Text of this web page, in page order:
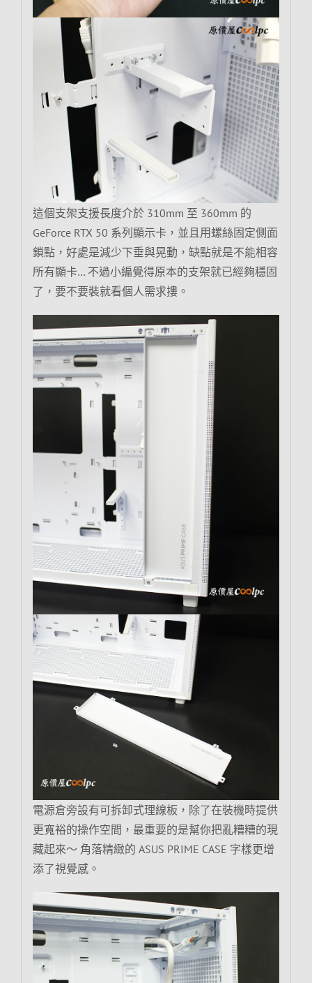
這個支架支援長度介於 310mm 至 360mm 的
GeForce RTX 50 系列顯示卡，並且用螺絲固定側面
鎖點，好處是減少下垂與晃動，缺點就是不能相容
所有顯卡… 不過小編覺得原本的支架就已經夠穩固
了，要不要裝就看個人需求摟。
電源倉旁設有可拆卸式理線板，除了在裝機時提供
更寬裕的操作空間，最重要的是幫你把亂糟糟的現
藏起來～ 角落精緻的 ASUS PRIME CASE 字樣更增
添了視覺感。